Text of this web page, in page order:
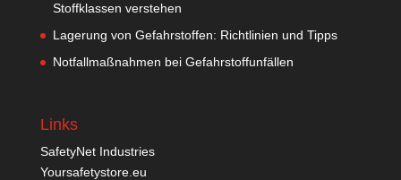
Stoffklassen verstehen
Lagerung von Gefahrstoffen: Richtlinien und Tipps
Notfallmaßnahmen bei Gefahrstoffunfällen
Links
SafetyNet Industries
Yoursafetystore.eu